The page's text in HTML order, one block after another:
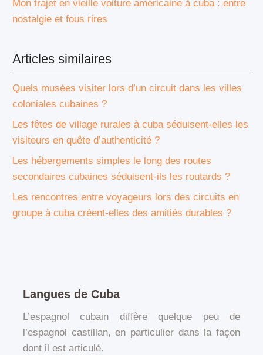
Mon trajet en vieille voiture américaine à cuba : entre
nostalgie et fous rires
Articles similaires
Quels musées visiter lors d’un circuit dans les villes
coloniales cubaines ?
Les fêtes de village rurales à cuba séduisent-elles les
visiteurs en quête d’authenticité ?
Les hébergements simples le long des routes
secondaires cubaines séduisent-ils les routards ?
Les rencontres entre voyageurs lors des circuits en
groupe à cuba créent-elles des amitiés durables ?
Langues de Cuba
L’espagnol cubain diffère quelque peu de
l’espagnol castillan, en particulier dans la façon
dont il est articulé.